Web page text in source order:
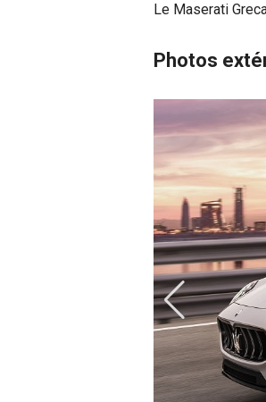
Le Maserati
Photos